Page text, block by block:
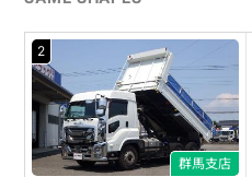
2
群馬支店